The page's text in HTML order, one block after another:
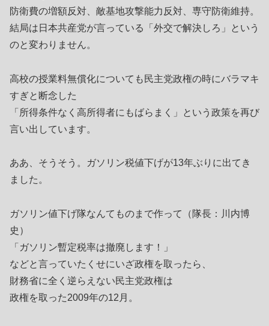
防衛費の増額反対、敵基地攻撃能力反対、専守防衛維持。
結局は日本共産党が言っている「外交で解決しろ」という
のと変わりません。
高校の授業料無償化についても民主党政権の時にバラマキ
すぎと断念した
「所得条件なく高所得者にもばらまく」という政策を再び
言い出しています。
ああ、そうそう。ガソリン税値下げが13年ぶりに出てき
ました。
ガソリン値下げ隊なんてものまで作って（隊長：川内博
史）
「ガソリン暫定税率は撤廃します！」
などと言っていたくせにいざ政権を取ったら、
財務省に全く逆らえない民主党政権は
政権を取った2009年の12月。